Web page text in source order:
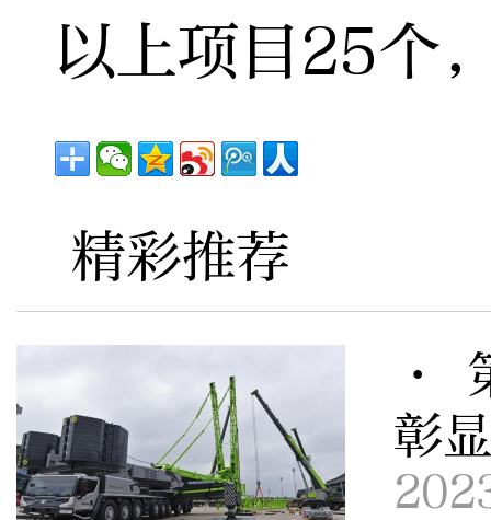
以上项目25个
精彩推荐
·
彰